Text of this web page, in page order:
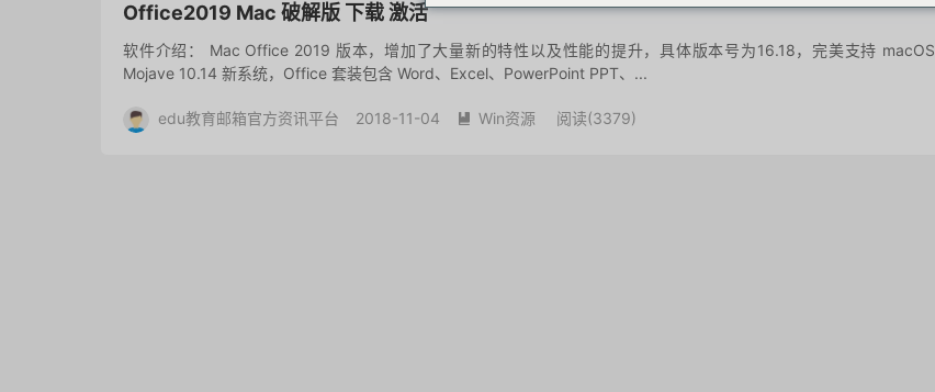
Office2019 Mac 破解版 下载 激活
软件介绍： Mac Office 2019 版本，增加了大量新的特性以及性能的提升，具体版本号为16.18，完美支持 macOS
Mojave 10.14 新系统，Office 套装包含 Word、Excel、PowerPoint PPT、...
edu教育邮箱官方资讯平台 2018-11-04  Win资源 阅读(3379)